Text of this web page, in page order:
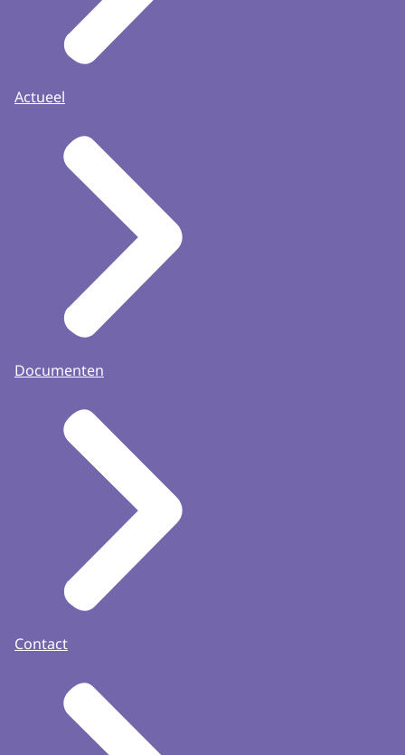
Actueel
Documenten
Contact